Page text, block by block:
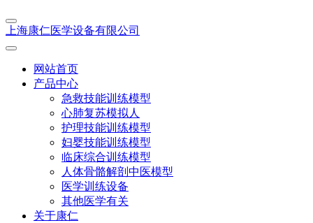
上海康仁医学设备有限公司
网站首页
产品中心
急救技能训练模型
心肺复苏模拟人
护理技能训练模型
妇婴技能训练模型
临床综合训练模型
人体骨骼解剖中医模型
医学训练设备
其他医学有关
关于康仁